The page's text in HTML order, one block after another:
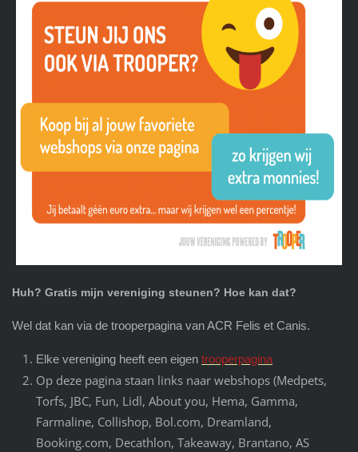
Huh? Gratis mijn vereniging steunen? Hoe kan dat?
Wel dat kan via de trooperpagina van ACR Felis et Canis.
Elke vereniging heeft een eigen trooperpagina
Op deze pagina staan links naar webshops (Medpets,
Torfs, JBC, Fun, Lidl, About you, Hema, Gamma,
Farmaline, Collishop, Bol.com, Dreamland,
Booking.com, Decathlon, Takeaway, Brantano, AS